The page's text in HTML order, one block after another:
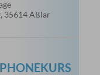
35614 Aßlar